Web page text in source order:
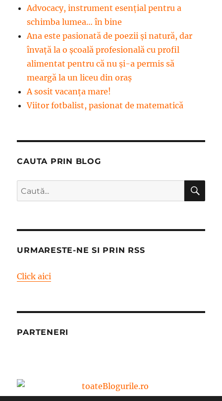
Advocacy, instrument esenţial pentru a
schimba lumea… în bine
Ana este pasionată de poezii și natură, dar
învață la o școală profesională cu profil
alimentat pentru că nu și-a permis să
meargă la un liceu din oraș
A sosit vacanța mare!
Viitor fotbalist, pasionat de matematică
CAUTA PRIN BLOG
Caută
după:
URMARESTE-NE SI PRIN RSS
Click aici
PARTENERI